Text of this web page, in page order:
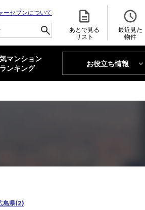
ーセブンについて
あとで見る
リスト
最近見た
物件
マンション
ランキング
お役立ち情報
MAJOR'S BLOG
島県(2)